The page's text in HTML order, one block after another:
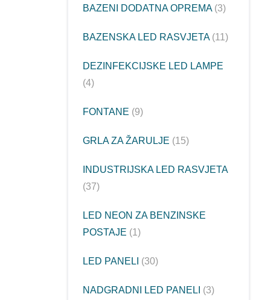
BAZENI DODATNA OPREMA 3
BAZENSKA LED RASVJETA 11
DEZINFEKCIJSKE LED LAMPE
4
FONTANE 9
GRLA ZA ŽARULJE 15
INDUSTRIJSKA LED RASVJETA
37
LED NEON ZA BENZINSKE
POSTAJE
1
LED PANELI 30
NADGRADNI LED PANELI 3